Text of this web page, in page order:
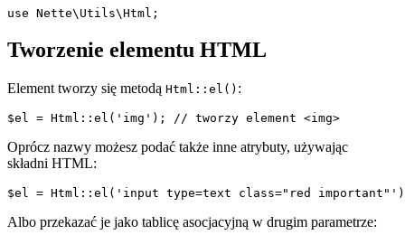
Tworzenie elementu HTML
Element tworzy się metodą Html::el() :
Oprócz nazwy możesz podać także inne atrybuty, używając
składni HTML:
Albo przekazać je jako tablicę asocjacyjną w drugim parametrze: